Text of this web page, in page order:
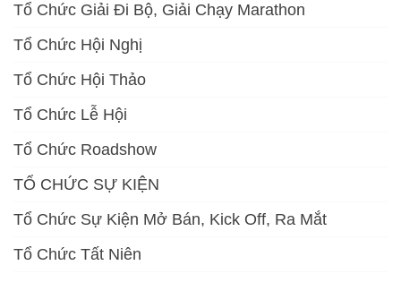
Tổ Chức Giải Đi Bộ, Giải Chạy Marathon
Tổ Chức Hội Nghị
Tổ Chức Hội Thảo
Tổ Chức Lễ Hội
Tổ Chức Roadshow
TỔ CHỨC SỰ KIỆN
Tổ Chức Sự Kiện Mở Bán, Kick Off, Ra Mắt
Tổ Chức Tất Niên